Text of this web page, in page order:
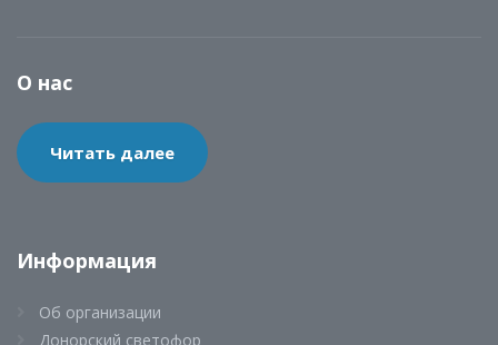
О нас
Читать далее
Информация
Об организации
Донорский светофор